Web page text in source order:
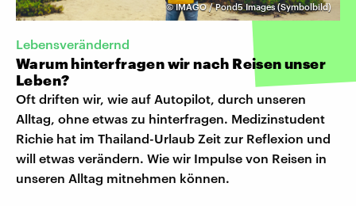
©IMAGO / Pond5 Images (Symbolbild)
Lebensverändernd
Warum hinterfragen wir nach Reisen unser
Leben?
Oft driften wir, wie auf Autopilot, durch unseren
Alltag, ohne etwas zu hinterfragen. Medizinstudent
Richie hat im Thailand-Urlaub Zeit zur Reflexion und
will etwas verändern. Wie wir Impulse von Reisen in
unseren Alltag mitnehmen können.